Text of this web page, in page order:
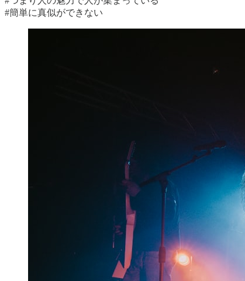
#簡単に真似ができない